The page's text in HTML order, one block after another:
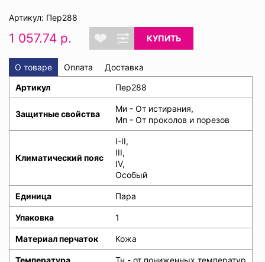
Артикул: Пер288
1 057.74 р. КУПИТЬ
О товаре Оплата
Доставка
Артикул
Пер288
Защитные свойства
Ми - От истирания,
Мп - От проколов и порезов
Климатический пояс
I-II,
III,
IV,
Особый
Единица Пара
Упаковка 1
Материал перчаток Кожа
Температура Тн - от пониженных температур